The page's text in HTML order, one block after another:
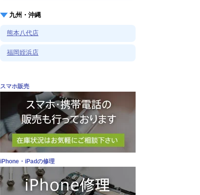
九州・沖縄
熊本八代店
福岡姪浜店
スマホ販売
iPhone・iPadの修理